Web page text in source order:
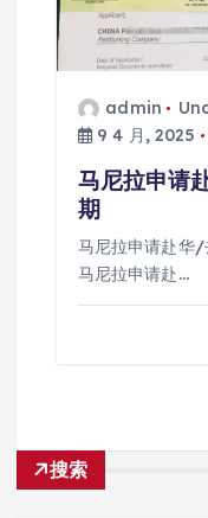
admin
9 4 月, 2025
马尼拉申请
期
马尼拉申请赴华/
马尼拉申请赴…
搜索